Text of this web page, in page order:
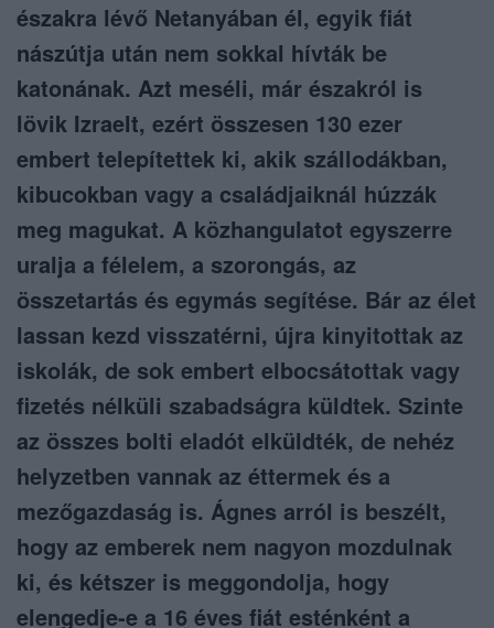
északra lévő Netanyában él, egyik fiát
nászútja után nem sokkal hívták be
katonának. Azt meséli, már északról is
lövik Izraelt, ezért összesen 130 ezer
embert telepítettek ki, akik szállodákban,
kibucokban vagy a családjaiknál húzzák
meg magukat. A közhangulatot egyszerre
uralja a félelem, a szorongás, az
összetartás és egymás segítése. Bár az élet
lassan kezd visszatérni, újra kinyitottak az
iskolák, de sok embert elbocsátottak vagy
fizetés nélküli szabadságra küldtek. Szinte
az összes bolti eladót elküldték, de nehéz
helyzetben vannak az éttermek és a
mezőgazdaság is. Ágnes arról is beszélt,
hogy az emberek nem nagyon mozdulnak
ki, és kétszer is meggondolja, hogy
elengedje-e a 16 éves fiát esténként a